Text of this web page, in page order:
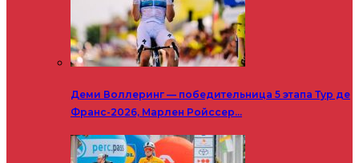
Деми Воллеринг — победительница 5 этапа Тур де
Франс-2026, Марлен Ройссер…